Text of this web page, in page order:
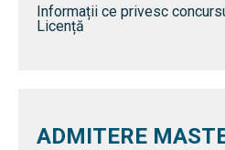
Informații ce privesc
Licență
ADMITERE